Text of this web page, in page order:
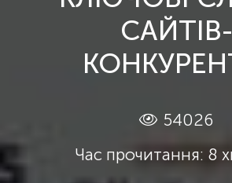
САЙТІВ-
54026
Час прочитання: 8